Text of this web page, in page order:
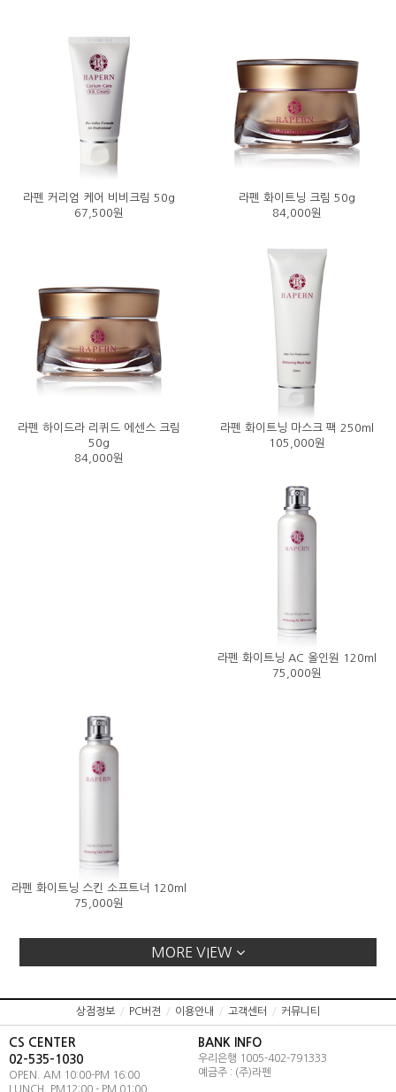
라펜 커리엄 케어 비비크림 50g
67,500원
라펜 화이트닝 크림 50g
84,000원
라펜 하이드라 리퀴드 에센스 크림
50g
84,000원
라펜 화이트닝 마스크 팩 250ml
105,000원
라펜 화이트닝 AC 올인원 120ml
75,000원
라펜 화이트닝 스킨 소프트너 120ml
75,000원
MORE VIEW
상점정보 / PC버젼 / 이용안내 / 고객센터 / 커뮤니티
CS CENTER
02-535-1030
OPEN. AM 10:00-PM 16:00
LUNCH. PM12:00 - PM 01:00
BANK INFO
우리은행 1005-402-791333
예금주 : (주)라펜